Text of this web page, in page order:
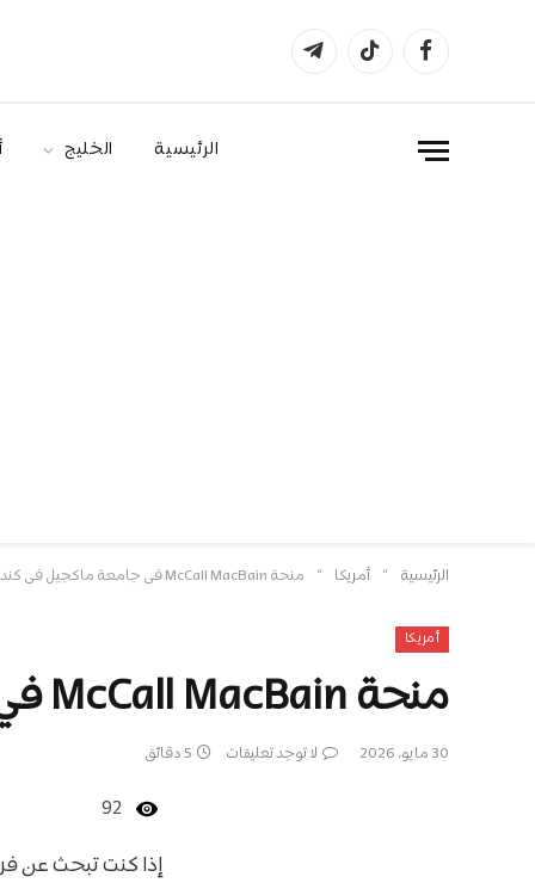
فيسبوكتيكتوكتيلقرام
الرئيسية الخليج
الرئيسية » أمريكا » منحة McCall MacBain في جامعة ماكجيل في كندا 2027 | ممولة بالكامل
أمريكا
منحة McCall MacBain في جامعة ماكجيل في كندا 2027 | ممولة بالكامل
30 مايو، 2026 لا توجد تعليقات 5 دقائق
92
إذا كنت تبحث عن